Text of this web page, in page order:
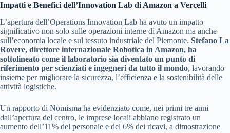
Impatti e Benefici dell’Innovation Lab di Amazon a Vercelli
L’apertura dell’Operations Innovation Lab ha avuto un impatto
significativo non solo sulle operazioni interne di Amazon ma anche
sull’economia locale e sul tessuto industriale del Piemonte. Stefano La
Rovere, direttore internazionale Robotica in Amazon, ha
sottolineato come il laboratorio sia diventato un punto di
riferimento per scienziati e ingegneri da tutto il mondo, lavorando
insieme per migliorare la sicurezza, l’efficienza e la sostenibilità delle
attività logistiche.
Un rapporto di Nomisma ha evidenziato come, nei primi tre anni
dall’apertura del centro, le imprese locali abbiano registrato un
aumento dell’11% del personale e del 6% dei ricavi, a dimostrazione